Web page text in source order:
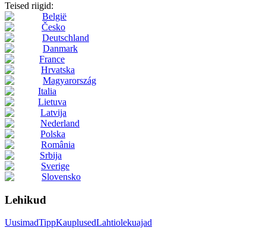
Teised riigid:
België
Česko
Deutschland
Danmark
France
Hrvatska
Magyarország
Italia
Lietuva
Latvija
Nederland
Polska
România
Srbija
Sverige
Slovensko
Lehikud
UusimadTippKauplusedLahtiolekuajad